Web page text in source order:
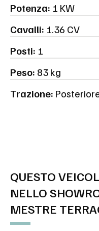
Potenza: 1 KW
Cavalli: 1.36 CV
Posti: 1
Peso: 83 kg
Trazione:
QUESTO
NELLO
MESTRE